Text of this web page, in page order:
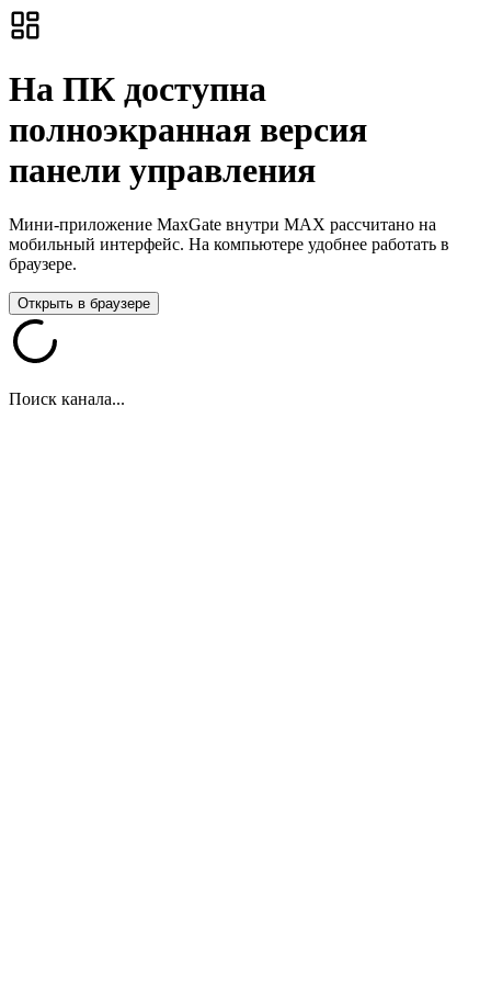
На ПК доступна
полноэкранная версия
панели управления
Мини-приложение MaxGate внутри MAX рассчитано на
мобильный интерфейс. На компьютере удобнее работать в
браузере.
Открыть в браузере
Поиск канала...